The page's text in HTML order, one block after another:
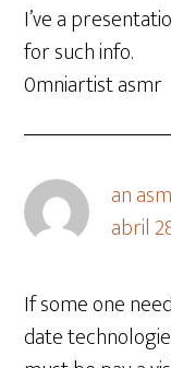
I’ve a
for such info.
0mniartist asmr
an
abril
If some one
date